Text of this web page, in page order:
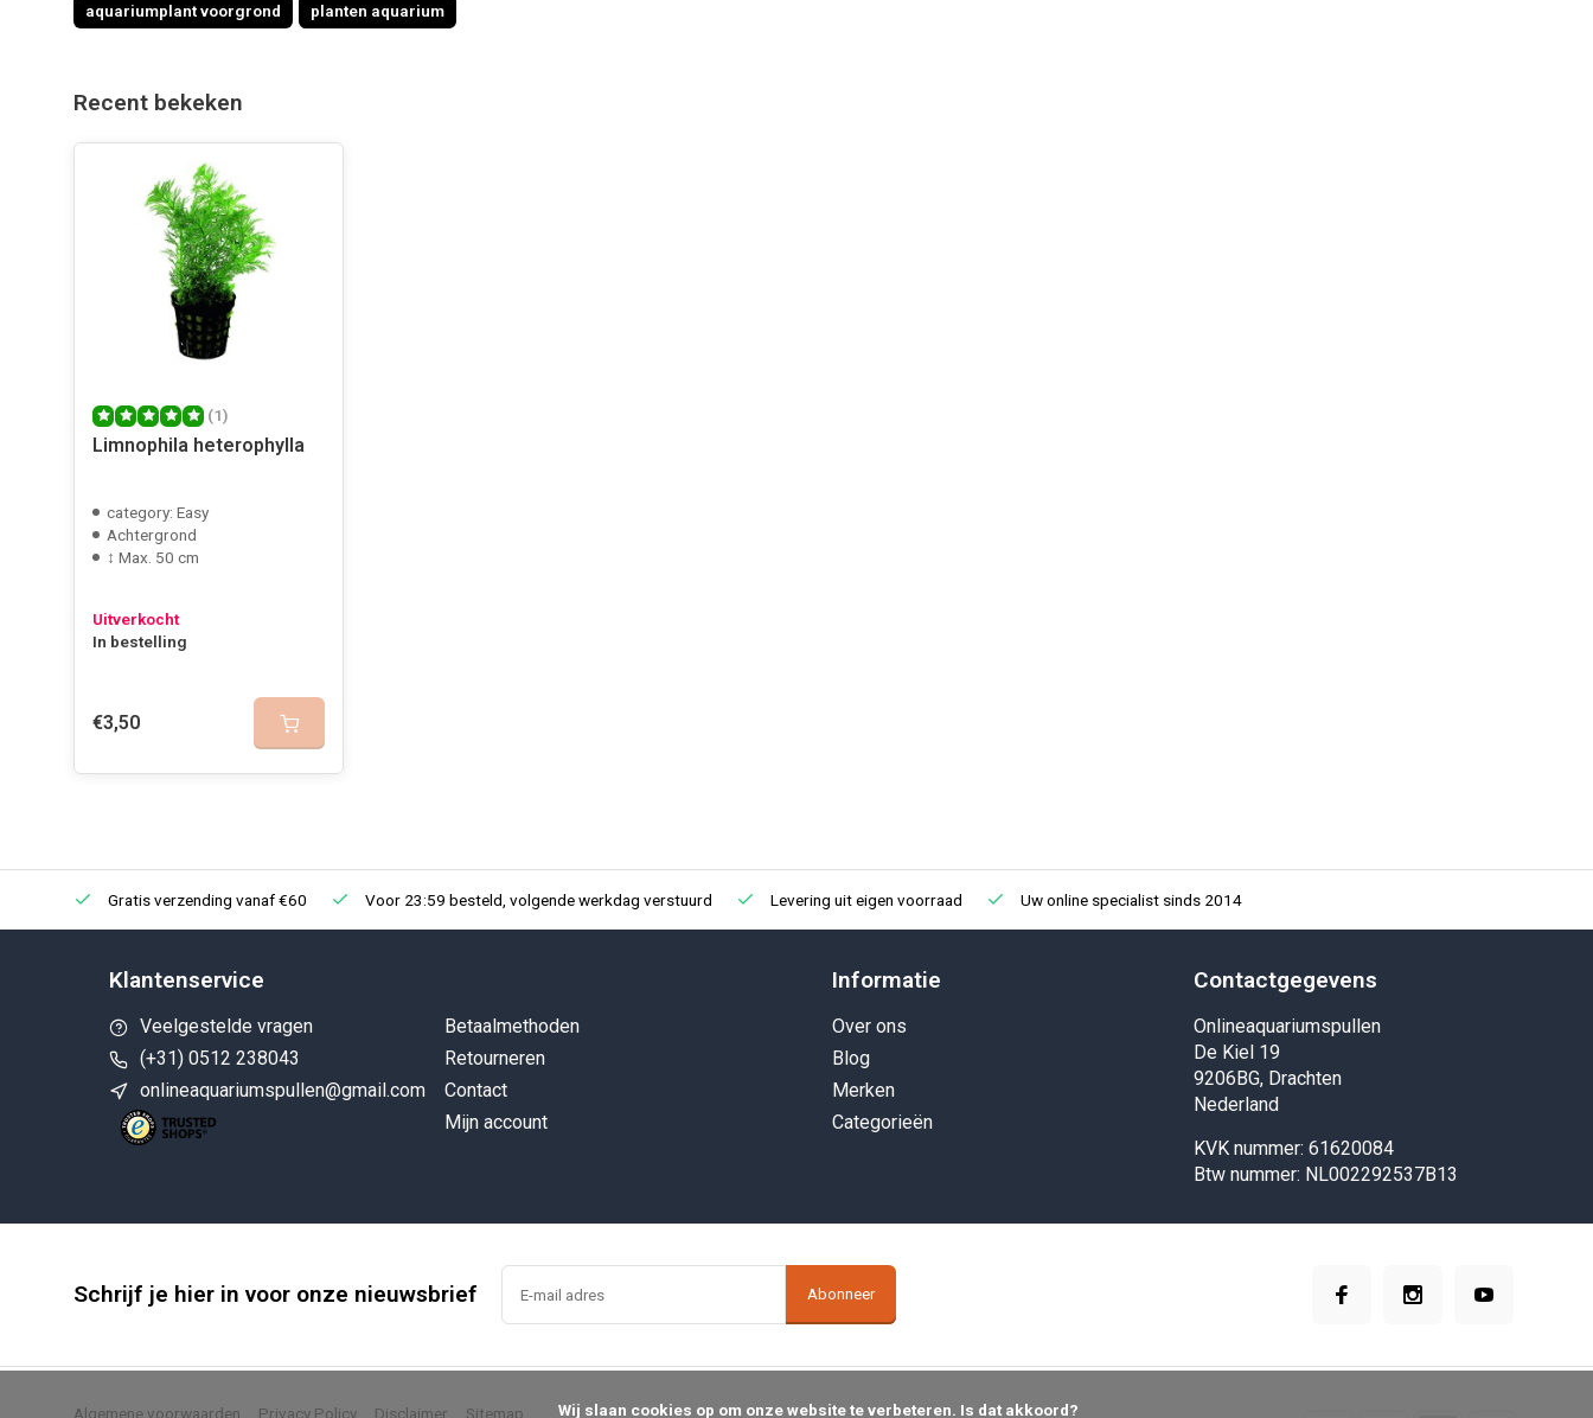
aquariumplant voorgrond planten aquarium
Recent bekeken
(1)
Limnophila heterophylla
category: Easy
Achtergrond
↕ Max. 50 cm
Uitverkocht
In bestelling
€3,50
Gratis verzending vanaf €60 Voor 23:59 besteld, volgende werkdag verstuurd Levering uit eigen voorraad Uw online specialist sinds 2014
Klantenservice
Veelgestelde vragen
(+31) 0512 238043
onlineaquariumspullen@gmail.com
Betaalmethoden
Retourneren
Contact
Mijn account
Informatie
Over ons
Blog
Merken
Categorieën
Contactgegevens
Onlineaquariumspullen
De Kiel 19
9206BG, Drachten
Nederland
KVK nummer: 61620084
Btw nummer: NL002292537B13
Schrijf je hier in voor onze nieuwsbrief Abonneer
Algemene voorwaarden Privacy Policy Disclaimer Sitemap
            Wij slaan cookies op om onze website te verbeteren. Is dat akkoord?